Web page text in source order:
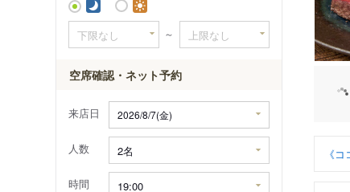
～
空席確認・ネット予約
来店日
人数
時間
《